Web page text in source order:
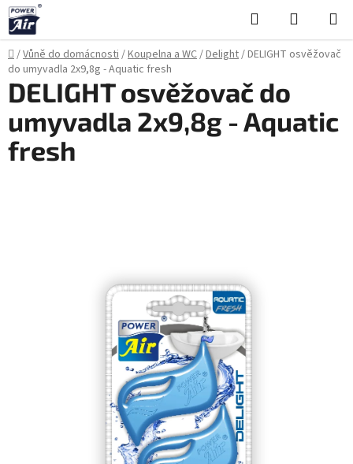
Přejít
na
obsah
Hledat
KOŠÍK
Domů
/Vůně do domácnosti/Koupelna a WC/Delight/DELIGHT osvěžovač
do umyvadla 2x9,8g - Aquatic fresh
DELIGHT osvěžovač do
umyvadla 2x9,8g - Aquatic
fresh